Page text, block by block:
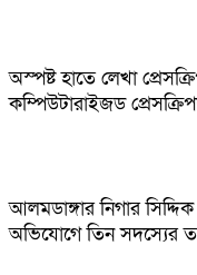
অস্পষ্ট হাতে লেখা
কম্পিউটারাইজড
আলমডাঙ্গার নিগার
অভিযোগে তিন সদস্যের